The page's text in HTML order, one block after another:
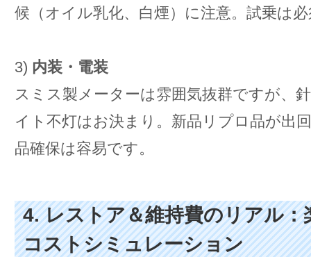
候（オイル乳化、白煙）に注意。試乗は
3) 内装・電装
スミス製メーターは雰囲気抜群ですが、
イト不灯はお決まり。新品リプロ品が出
品確保は容易です。
4. レストア＆維持費のリアル：
コストシミュレーション